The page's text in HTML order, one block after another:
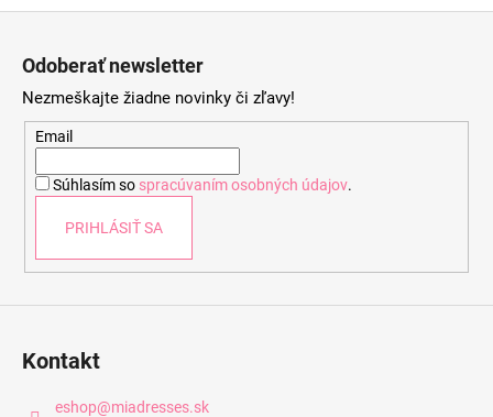
Odoberať newsletter
Nezmeškajte žiadne novinky či zľavy!
Email
Súhlasím so spracúvaním osobných údajov.
PRIHLÁSIŤ SA
Kontakt
eshop@miadresses.sk